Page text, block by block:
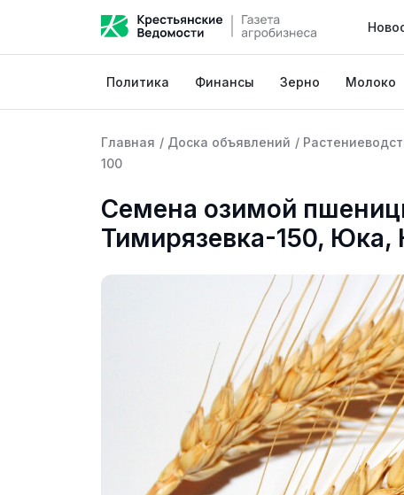
Политика Финансы Зерно Молоко
Главная / Доска объявлений /
100
Семена озимой
Тимирязевка-150, Юка,